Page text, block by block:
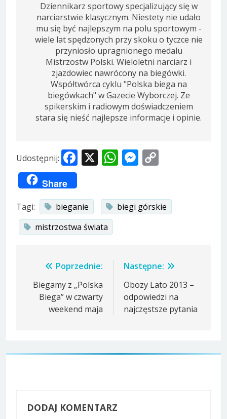
Dziennikarz sportowy specjalizujący się w
narciarstwie klasycznym. Niestety nie udało
mu się być najlepszym na polu sportowym -
wiele lat spędzonych przy skoku o tyczce nie
przyniosło upragnionego medalu
Mistrzostw Polski. Wieloletni narciarz i
zjazdowiec nawrócony na biegówki.
Współtwórca cyklu "Polska biega na
biegówkach" w Gazecie Wyborczej. Ze
spikerskim i radiowym doświadczeniem
stara się nieść najlepsze informacje i opinie.
Udostępnij: Facebook
X WhatsApp
Messenger
Share
Tagi: bieganie
biegi górskie
mistrzostwa świata
Nawigacja
wpisu
Poprzednie:
Biegamy z „Polska
Biega” w czwarty
weekend maja
Następne:
Obozy Lato 2013 –
odpowiedzi na
najczęstsze pytania
DODAJ KOMENTARZ